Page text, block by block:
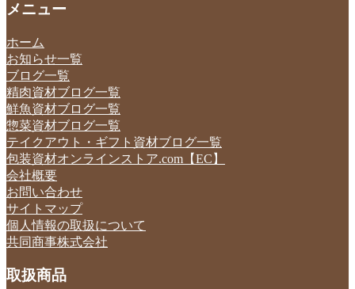
メニュー
ホーム
お知らせ一覧
ブログ一覧
精肉資材ブログ一覧
鮮魚資材ブログ一覧
惣菜資材ブログ一覧
テイクアウト・ギフト資材ブログ一覧
包装資材オンラインストア.com【EC】
会社概要
お問い合わせ
サイトマップ
個人情報の取扱について
共同商事株式会社
取扱商品